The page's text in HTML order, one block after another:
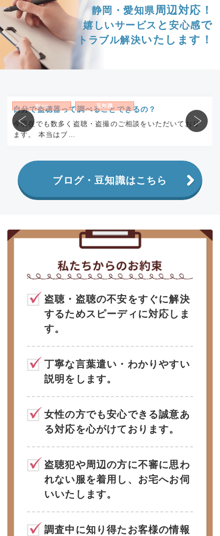
静岡・愛知県周辺対応！
嬉しいサービス と 安心感で
トラブル解決いたします！
Blog 豆知識
自分で盗聴器って調べることできるの？
今現在でも数多く盗聴・盗撮のご相談をいただいており
ます。 本当はブ…
ブログ・豆知識はこちら
盗聴・盗聴の不安をすぐに解決
するためスピーディに対応しま
す。
丁寧な言葉遣い・わかりやすい
説明をします。
女性の方でも安心できる誠意あ
る対応を心がけております。
盗聴犯や周辺の方に不審に思わ
れない服を着用し、お宅へお伺
いいたします。
調査中に知り得たお客様の情報